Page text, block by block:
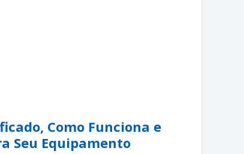
Como Funciona e
Seu Equipamento